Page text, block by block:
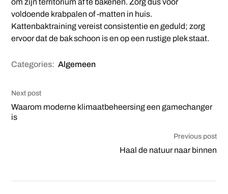
om zijn territorium af te bakenen. Zorg dus voor
voldoende krabpalen of -matten in huis.
Kattenbaktraining vereist consistentie en geduld; zorg
ervoor dat de bak schoon is en op een rustige plek staat.
Categories: Algemeen
Next post
Waarom moderne klimaatbeheersing een gamechanger
is
Previous post
Haal de natuur naar binnen